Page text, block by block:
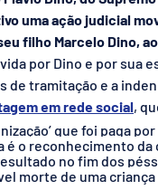
uma ação judicial
filho Marcelo Dino,
por Dino e por sua
de tramitação e a
em rede social,
que foi paga
é o reconhecimento
no fim dos
morte de uma criança